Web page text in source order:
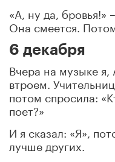
«А, ну да, бровья!»
Она смеется.
6 декабря
Вчера на музыке
втроем.
потом спросила:
поет?»
И я сказал: «Я»,
лучше других.